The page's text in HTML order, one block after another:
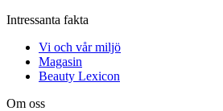
Intressanta fakta
Vi och vår miljö
Magasin
Beauty Lexicon
Om oss